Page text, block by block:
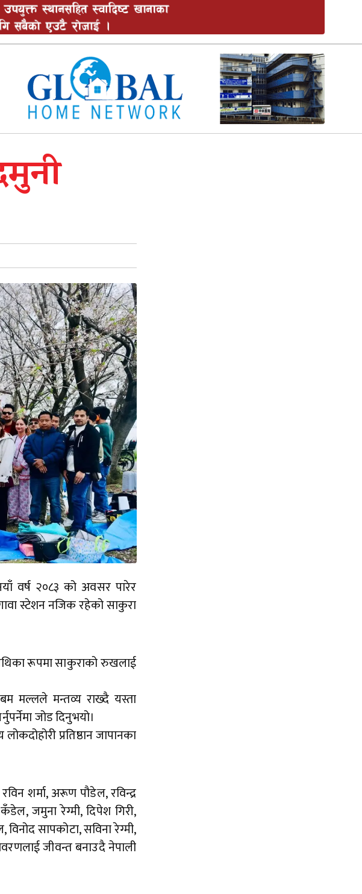
वर्ष २०८३ को अवसर पारेर
स्टेशन नजिक रहेको साकुरा
रूपमा साकुराको रुखलाई
बम मल्लले मन्तव्य राख्दै यस्ता
जोड दिनुभयो।
प्रतिष्ठान जापानका
शर्मा, अरूण पौडेल, रविन्द्र
कँडेल, जमुना रेग्मी, दिपेश गिरी,
विनोद सापकोटा, सविना रेग्मी,
जीवन्त बनाउदै नेपाली